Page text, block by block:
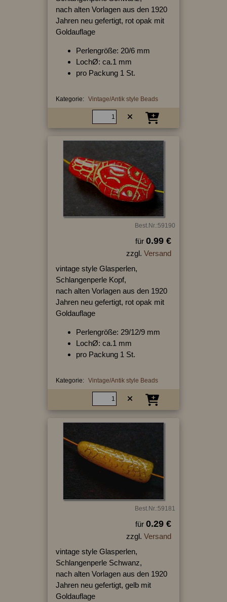
nach alten Vorlagen aus den 1920
Jahren neu gefertigt, rot opak mit
Goldauflage
Perlengröße: 20/6 mm
LochØ: ca.1 mm
pro Packung 1 St.
Kategorie: Vintage/Antik style Beads
Best.Nr.:59190
für 0.99 €
zzgl. Versand
vintage style Glasperlen,
Schlangenperle Kopf,
nach alten Vorlagen aus den 1920
Jahren neu gefertigt, rot opak mit
Goldauflage
Perlengröße: 29/12/9 mm
LochØ: ca.1 mm
pro Packung 1 St.
Kategorie: Vintage/Antik style Beads
Best.Nr.:59181
für 0.29 €
zzgl. Versand
vintage style Glasperlen,
Schlangenperle Schwanz,
nach alten Vorlagen aus den 1920
Jahren neu gefertigt, gelb mit
Goldauflage